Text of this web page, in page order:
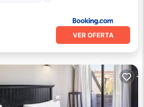
VER OFERTA